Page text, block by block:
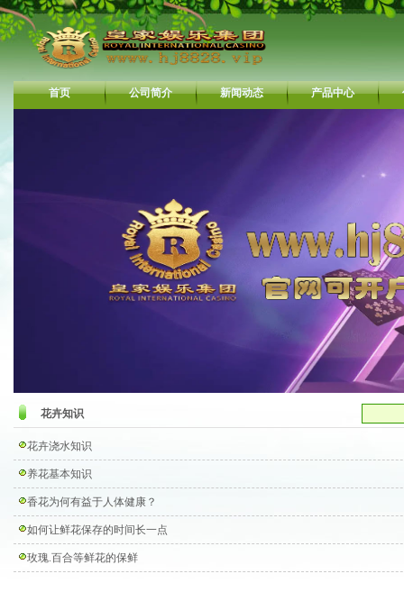
首页 公司简介 新闻动态 产品中心
花卉知识
花卉浇水知识
养花基本知识
香花为何有益于人体健康？
如何让鲜花保存的时间长一点
玫瑰.百合等鲜花的保鲜